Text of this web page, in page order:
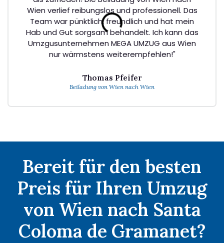
Wien verlief reibungslos und professionell. Das
Team war pünktlich, freundlich und hat mein
Hab und Gut sorgsam behandelt. Ich kann das
Umzgusunternehmen MEGA UMZUG aus Wien
nur wärmstens weiterempfehlen!"
Thomas Pfeifer
Beiladung von Wien nach Wien
Bereit für den besten
Preis für Ihren Umzug
von Wien nach Santa
Coloma de Gramanet?